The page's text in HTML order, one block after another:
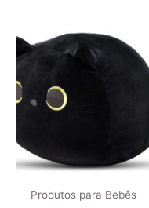
Produtos para Bebês